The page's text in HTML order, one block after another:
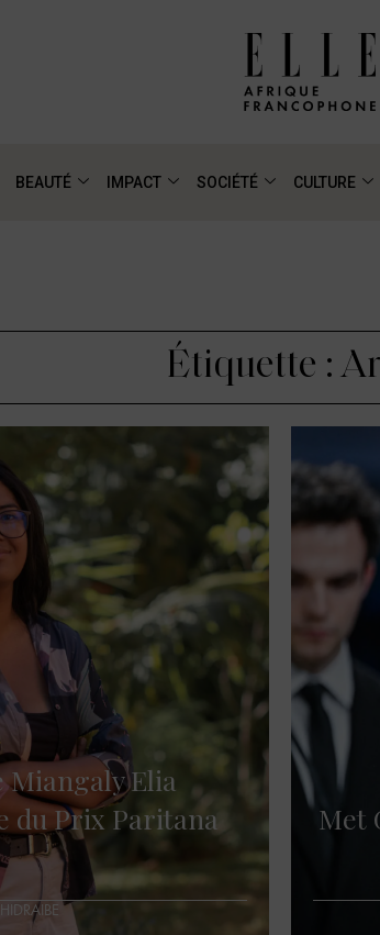
BEAUTÉ IMPACT SOCIÉTÉ CULTURE
Étiquette :
Miangaly Elia
du Prix Paritana
Met